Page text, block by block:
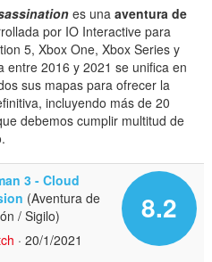
es unaaventura de
por IO Interactive para
5, Xbox One, Xbox Series y
entre 2016 y 2021 se unifica en
sus mapas para ofrecer la
incluyendo más de 20
debemos cumplir multitud de
8.2
3 - Cloud
(Aventura de
/ Sigilo)
· 20/1/2021